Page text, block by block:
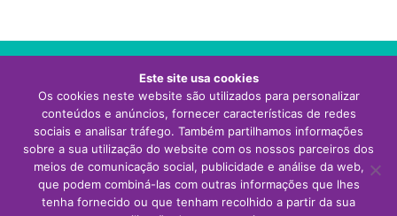
Visite o site da Thermor Portugal
Este site usa cookies
Os cookies neste website são utilizados para personalizar
conteúdos e anúncios, fornecer características de redes
sociais e analisar tráfego. Também partilhamos informações
sobre a sua utilização do website com os nossos parceiros dos
meios de comunicação social, publicidade e análise da web,
que podem combiná-las com outras informações que lhes
tenha fornecido ou que tenham recolhido a partir da sua